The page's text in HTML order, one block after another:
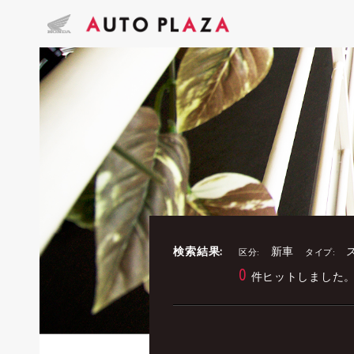
検索結果: 区分: 新車 タイプ:
0 件ヒットしました。